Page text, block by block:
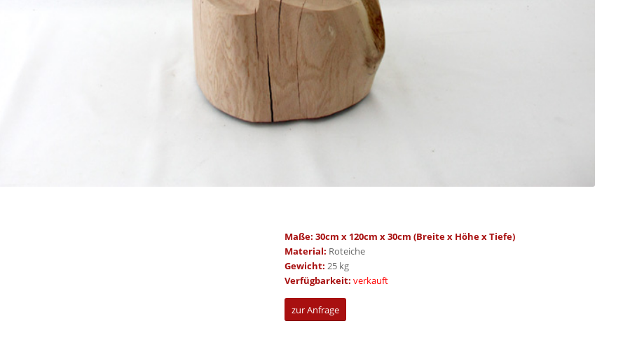
Maße: 30cm x 120cm x 30cm (Breite x Höhe x Tiefe)
Material: Roteiche
Gewicht: 25 kg
Verfügbarkeit: verkauft
zur Anfrage